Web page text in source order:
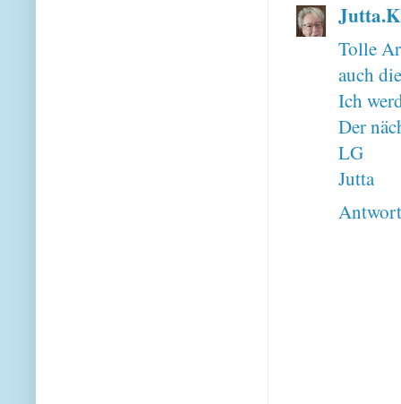
Tolle
auch
Ich
Der
LG
Jutta